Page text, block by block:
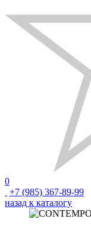
0
+7 (985) 367-89-99
назад к каталогу